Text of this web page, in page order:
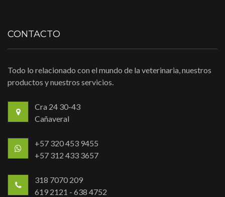
CONTACTO
Todo lo relacionado con el mundo de la veterinaria, nuestros
productos y nuestros servicios.
Cra 24 30-43
Cañaveral
+57 320 453 9455
+57 312 433 3657
318 7070 209
619 2121 - 638 4752